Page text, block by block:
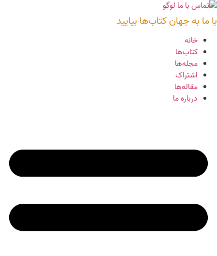
پرش
به
محتوا
با ما به جهان کتاب‌ها بیایید
خانه
کتاب‌ها
مجله‌ها
اشتراک
مقاله‌ها
درباره ما